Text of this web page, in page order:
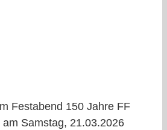
Festabend 150 Jahre FF
Samstag, 21.03.2026